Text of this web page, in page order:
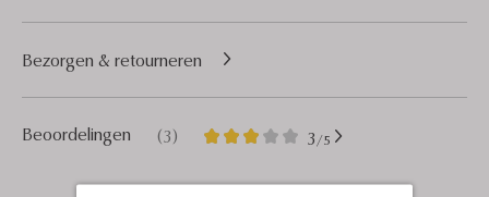
Beoordelingen (3) 3/5
3
3
Bezorgen & retourneren